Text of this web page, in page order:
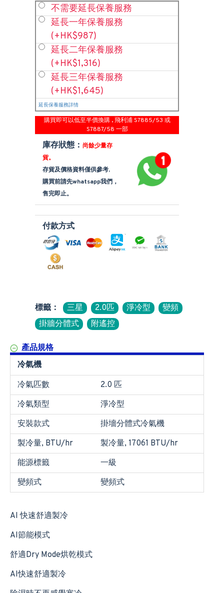
不需要延長保養服務
延長一年保養服務
(+HK$987)
延長二年保養服務
(+HK$1,316)
延長三年保養服務
(+HK$1,645)
延長保養服務詳情
購買即可以低至半價換購 , 飛利浦 S7885/53 或
S7887/58 一部
庫存狀態： 尚餘少量存
貨。
存貨及價格資料僅供參考,
購買前請先whatsapp我們，
售完即止。
付款方式
標籤： 三星 2.0匹 淨冷型
變頻
掛牆分體式
附遙控
產品規格
冷氣機
冷氣匹數
2.0 匹
冷氣類型
淨冷型
安裝款式
掛墻分體式冷氣機
製冷量, BTU/hr
製冷量, 17061 BTU/hr
能源標籤
一級
變頻式
變頻式
AI 快速舒適製冷
AI節能模式
舒適Dry Mode烘乾模式
AI快速舒適製冷